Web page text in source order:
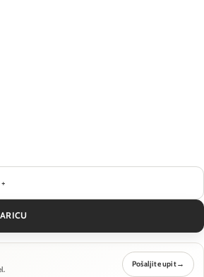
rasvjeta Ideal Lux AGOS PT H80 3000K
Pošaljite upit→